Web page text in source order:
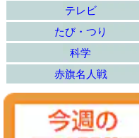
テレビ
たび・つり
科学
赤旗名人戦